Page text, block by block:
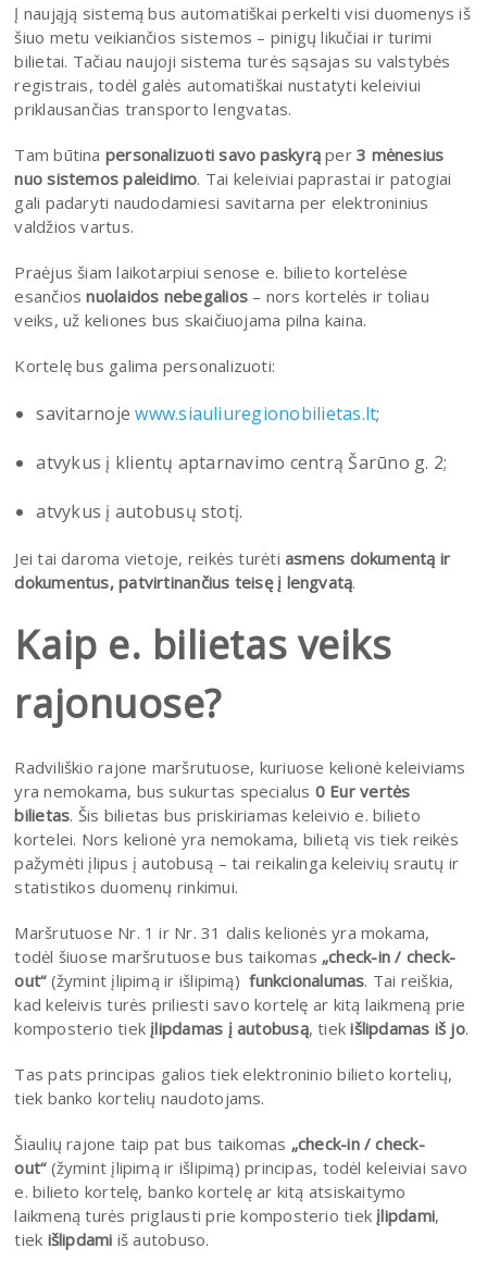
Į naująją sistemą bus automatiškai perkelti visi duomenys iš
šiuo metu veikiančios sistemos – pinigų likučiai ir turimi
bilietai. Tačiau naujoji sistema turės sąsajas su valstybės
registrais, todėl galės automatiškai nustatyti keleiviui
priklausančias transporto lengvatas.
Tam būtina personalizuoti savo paskyrą per3 mėnesius
nuo sistemos paleidimo. Tai keleiviai paprastai ir patogiai
gali padaryti naudodamiesi savitarna per elektroninius
valdžios vartus.
Praėjus šiam laikotarpiui senose e. bilieto kortelėse
esančiosnuolaidos nebegalios– nors kortelės ir toliau
veiks, už keliones bus skaičiuojama pilna kaina.
Kortelę bus galima personalizuoti:
savitarnojewww.siauliuregionobilietas.lt;
atvykus į klientų aptarnavimo centrą Šarūno g. 2;
atvykus į autobusų stotį.
Jei tai daroma vietoje, reikės turėti asmens dokumentą ir
dokumentus, patvirtinančius teisę į lengvatą.
Kaip e. bilietas veiks
rajonuose?
Radviliškio rajone maršrutuose, kuriuose kelionė keleiviams
yra nemokama, bus sukurtas specialus 0 Eur vertės
bilietas. Šis bilietas bus priskiriamas keleivio e. bilieto
kortelei. Nors kelionė yra nemokama, bilietą vis tiek reikės
pažymėti įlipus į autobusą – tai reikalinga keleivių srautų ir
statistikos duomenų rinkimui.
Maršrutuose Nr. 1 ir Nr. 31 dalis kelionės yra mokama,
todėl šiuose maršrutuose bus taikomas „check-in / check-
out“ (žymint įlipimą ir išlipimą) funkcionalumas. Tai reiškia,
kad keleivis turės priliesti savo kortelę ar kitą laikmeną prie
komposterio tiek įlipdamas į autobusą, tiekišlipdamas iš jo.
Tas pats principas galios tiek elektroninio bilieto kortelių,
tiek banko kortelių naudotojams.
Šiaulių rajone taip pat bus taikomas „check-in / check-
out“ (žymint įlipimą ir išlipimą) principas, todėl keleiviai savo
e. bilieto kortelę, banko kortelę ar kitą atsiskaitymo
laikmeną turės priglausti prie komposterio tiek įlipdami,
tiek išlipdami iš autobuso.